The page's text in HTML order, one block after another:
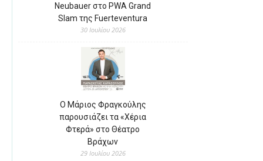
Neubauer στο PWA Grand
Slam της Fuerteventura
30 Ιουλίου 2026
Ο Μάριος Φραγκούλης
παρουσιάζει τα «Χέρια
Φτερά» στο Θέατρο
Βράχων
29 Ιουλίου 2026